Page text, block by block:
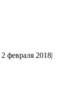
2 февраля 2018|